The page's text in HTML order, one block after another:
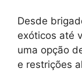
Desde
exóticos até
uma opção
e restrições